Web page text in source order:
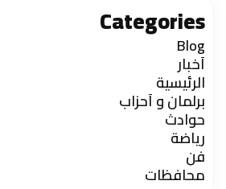
Categories
Blog
أخبار
الرئيسية
برلمان و أحزاب
حوادث
رياضة
فن
محافظات